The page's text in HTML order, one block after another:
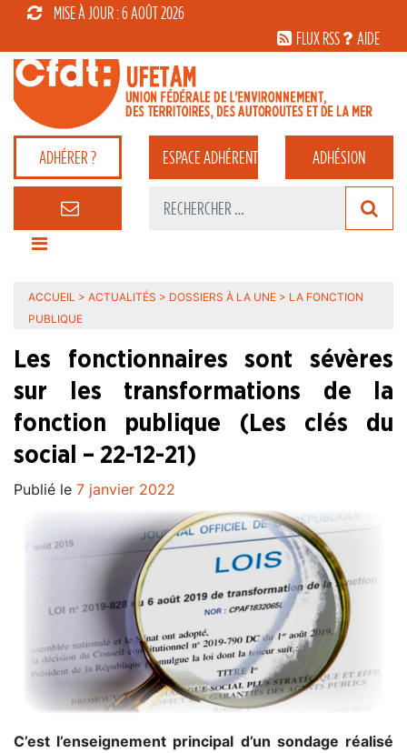
MISE À JOUR : 6 AOÛT 2026
FLUX RSS
AIDE
ADHÉRER ? ESPACEADHÉRENT ADHÉSION
ACCUEIL > ACTUALITÉS > DOSSIERS À LA UNE > LA FONCTION
PUBLIQUE
Les fonctionnaires sont sévères
sur les transformations de la
fonction publique (Les clés du
social – 22-12-21)
Publié le 7 janvier 2022
C’est l’enseignement principal d’un sondage réalisé